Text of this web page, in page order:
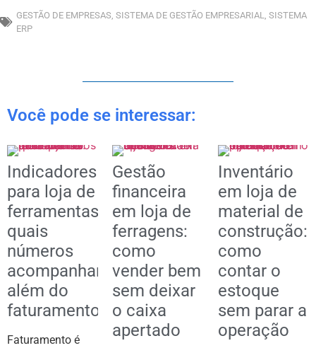
GESTÃO DE EMPRESAS, SISTEMA DE GESTÃO EMPRESARIAL, SISTEMA
ERP
Você pode se interessar:
Indicadores
para loja de
ferramentas:
quais
números
acompanhar
além do
faturamento
Faturamento é
Gestão
financeira
em loja de
ferragens:
como
vender bem
sem deixar
o caixa
apertado
Inventário
em loja de
material de
construção:
como
contar o
estoque
sem parar a
operação